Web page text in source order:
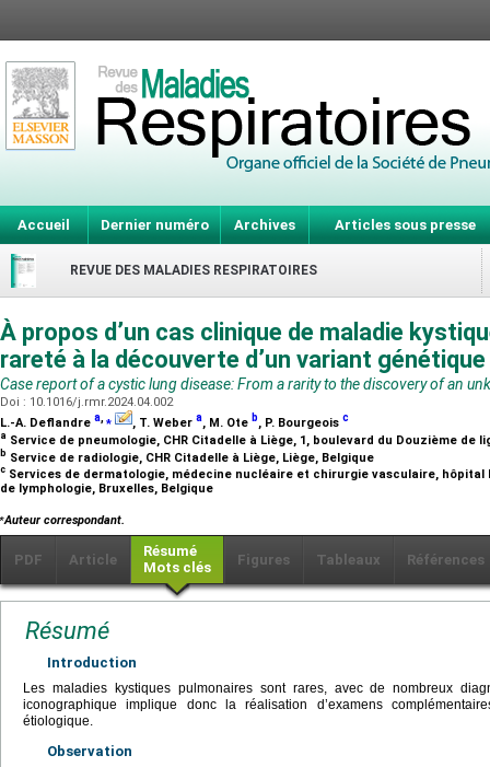
Accueil Dernier numéro Archives Articles sous presse
REVUE DES MALADIES RESPIRATOIRES
À propos d’un cas clinique de maladie
rareté à la découverte d’un variant
Case report of a cystic lung disease: From a rarity to the discovery of an
Doi : 10.1016/j.rmr.2024.04.002
L.-A. Deflandre a,⁎ , T. Weber a, M. Ote b, P. Bourgeois c
a Service de pneumologie, CHR Citadelle à Liège, 1, boulevard du Douzième de
b Service de radiologie, CHR Citadelle à Liège, Liège, Belgique
c Services de dermatologie, médecine nucléaire et chirurgie vasculaire, hôpital
de lymphologie, Bruxelles, Belgique
⁎Auteur correspondant.
PDF Article
Résumé
Mots clés
Figures Tableaux Références
Résumé
Introduction
Les maladies kystiques pulmonaires sont rares, avec de nombreux
iconographique implique donc la réalisation d’examens
étiologique.
Observation